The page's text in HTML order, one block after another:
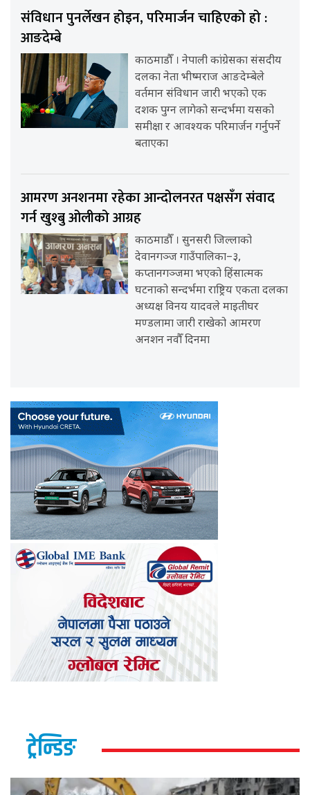
संविधान पुनर्लेखन होइन, परिमार्जन चाहिएको हो :
आङदेम्बे
काठमाडौँ । नेपाली कांग्रेसका संसदीय
दलका नेता भीष्मराज आङदेम्बेले
वर्तमान संविधान जारी भएको एक
दशक पुग्न लागेको सन्दर्भमा यसको
समीक्षा र आवश्यक परिमार्जन गर्नुपर्ने
बताएका
आमरण अनशनमा रहेका आन्दोलनरत पक्षसँग संवाद
गर्न खुश्बु ओलीको आग्रह
काठमाडौँ । सुनसरी जिल्लाको
देवानगञ्ज गाउँपालिका–३,
कप्तानगञ्जमा भएको हिंसात्मक
घटनाको सन्दर्भमा राष्ट्रिय एकता दलका
अध्यक्ष विनय यादवले माइतीघर
मण्डलामा जारी राखेको आमरण
अनशन नवौँ दिनमा
ट्रेन्डिङ